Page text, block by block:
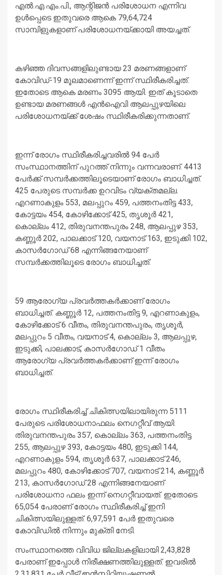
എല്‍.എ.എം.പി., ആന്റിജന്‍ പരിശോധന എന്നിവ
ഉള്‍പ്പെടെ ഇതുവരെ ആകെ 79,64,724
സാമ്പിളുകളാണ് പരിശോധനയ്ക്കായി അയച്ചത്.
കഴിഞ്ഞ ദിവസങ്ങളിലുണ്ടായ 23 മരണങ്ങളാണ്
കോവിഡ്-19 മൂലമാണെന്ന് ഇന്ന് സ്ഥിരീകരിച്ചത്.
ഇതോടെ ആകെ മരണം 3095 ആയി. ഇത് കൂടാതെ
ഉണ്ടായ മരണങ്ങള്‍ എന്‍ഐവി ആലപ്പുഴയിലെ
പരിശോധനയ്ക്ക് ശേഷം സ്ഥിരീകരിക്കുന്നതാണ്.
ഇന്ന് രോഗം സ്ഥിരീകരിച്ചവരില്‍ 94 പേര്‍
സംസ്ഥാനത്തിന് പുറത്ത് നിന്നും വന്നവരാണ്. 4413
പേര്‍ക്ക് സമ്പര്‍ക്കത്തിലൂടെയാണ് രോഗം ബാധിച്ചത്.
425 പേരുടെ സമ്പര്‍ക്ക ഉറവിടം വ്യക്തമല്ല.
എറണാകുളം 553, മലപ്പുറം 459, പത്തനംതിട്ട 433,
കോട്ടയം 454, കോഴിക്കോട് 425, തൃശൂര്‍ 421,
കൊല്ലം 412, തിരുവനന്തപുരം 248, ആലപ്പുഴ 353,
കണ്ണൂര്‍ 202, പാലക്കാട് 120, വയനാട് 163, ഇടുക്കി 102,
കാസര്‍ഗോഡ് 68 എന്നിങ്ങനേയാണ്
സമ്പര്‍ക്കത്തിലൂടെ രോഗം ബാധിച്ചത്.
59 ആരോഗ്യ പ്രവര്‍ത്തകര്‍ക്കാണ് രോഗം
ബാധിച്ചത്. കണ്ണൂര്‍ 12, പത്തനംതിട്ട 9, എറണാകുളം,
കോഴിക്കോട് 6 വീതം, തിരുവനന്തപുരം, തൃശൂര്‍,
മലപ്പുറം 5 വീതം, വയനാട് 4, കൊല്ലം 3, ആലപ്പുഴ,
ഇടുക്കി, പാലക്കാട്, കാസര്‍ഗോഡ് 1 വീതം
ആരോഗ്യ പ്രവര്‍ത്തകര്‍ക്കാണ് ഇന്ന് രോഗം
ബാധിച്ചത്.
രോഗം സ്ഥിരീകരിച്ച് ചികിത്സയിലായിരുന്ന 5111
പേരുടെ പരിശോധനാഫലം നെഗറ്റീവ് ആയി.
തിരുവനന്തപുരം 357, കൊല്ലം 363, പത്തനംതിട്ട
255, ആലപ്പുഴ 393, കോട്ടയം 480, ഇടുക്കി 144,
എറണാകുളം 594, തൃശൂര്‍ 637, പാലക്കാട് 246,
മലപ്പുറം 480, കോഴിക്കോട് 707, വയനാട് 214, കണ്ണൂര്‍
213, കാസര്‍ഗോഡ് 28 എന്നിങ്ങനേയാണ്
പരിശോധനാ ഫലം ഇന്ന് നെഗറ്റീവായത്. ഇതോടെ
65,054 പേരാണ് രോഗം സ്ഥിരീകരിച്ച് ഇനി
ചികിത്സയിലുള്ളത്. 6,97,591 പേര്‍ ഇതുവരെ
കോവിഡില്‍ നിന്നും മുക്തി നേടി.
സംസ്ഥാനത്തെ വിവിധ ജില്ലകളിലായി 2,43,828
പേരാണ് ഇപ്പോള്‍ നിരീക്ഷണത്തിലുള്ളത്. ഇവരില്‍